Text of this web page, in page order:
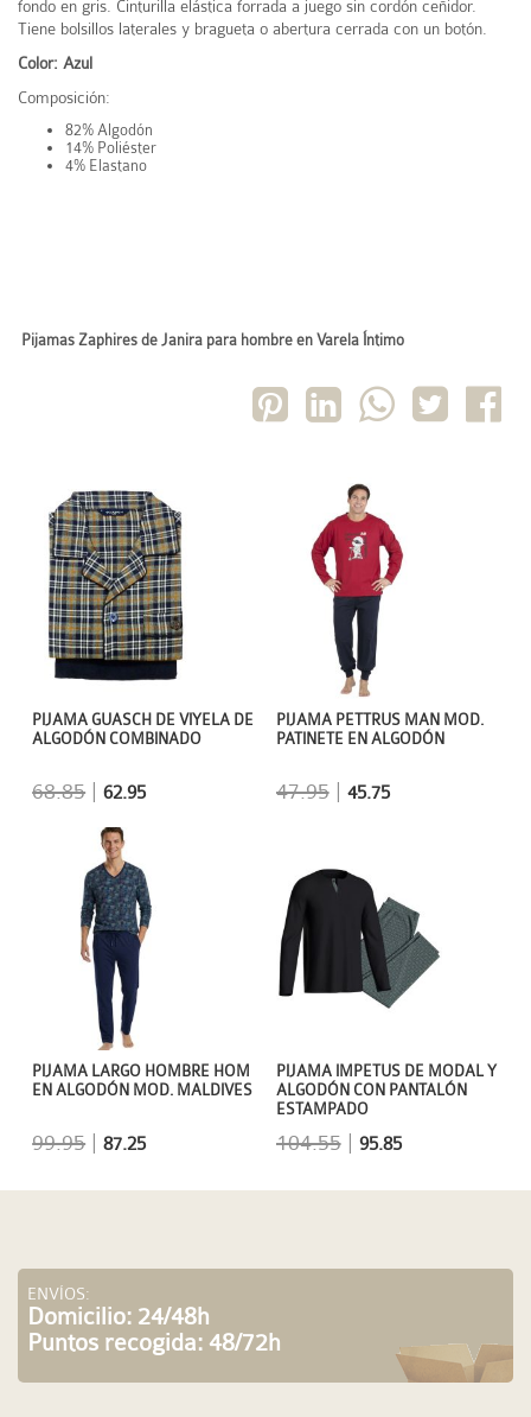
fondo en gris. Cinturilla elástica forrada a juego sin cordón ceñidor.
Tiene bolsillos laterales y bragueta o abertura cerrada con un botón.
Color: Azul
Composición:
82% Algodón
14% Poliéster
4% Elastano
Pijamas Zaphires de Janira para hombre en Varela Íntimo
PIJAMA PETTRUS MAN MOD.
PATINETE EN ALGODÓN
47.95| 45.75
PIJAMA GUASCH DE VIYELA DE
ALGODÓN COMBINADO
68.85 |62.95
PIJAMA IMPETUS DE MODAL Y
ALGODÓN CON PANTALÓN
ESTAMPADO
104.55| 95.85
PIJAMA LARGO HOMBRE HOM
EN ALGODÓN MOD. MALDIVES
99.95 |87.25
ENVÍOS:
Domicilio: 24/48h
Puntos recogida: 48/72h